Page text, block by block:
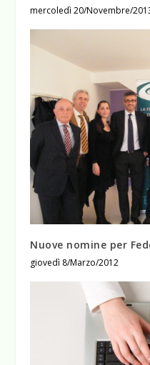
mercoledì 20/Novembre/
Nuove nomine per
giovedì 8/Marzo/2012